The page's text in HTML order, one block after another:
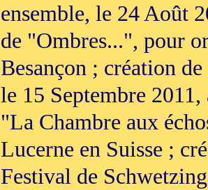
ensemble, le 24 Août
de "Ombres...", pour
Besançon ; création
le 15 Septembre
"La Chambre aux
Lucerne en Suisse ;
Festival de